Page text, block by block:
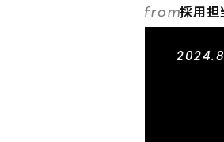
採用担